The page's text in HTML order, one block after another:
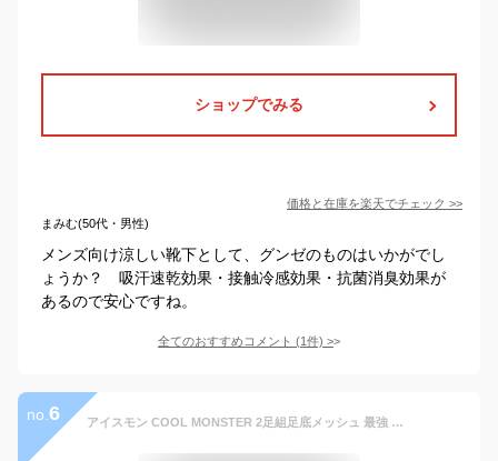
ショップでみる
価格と在庫を楽天でチェック >>
まみむ(50代・男性)
メンズ向け涼しい靴下として、グンゼのものはいかがでし
ょうか？ 吸汗速乾効果・接触冷感効果・抗菌消臭効果が
あるので安心ですね。
全てのおすすめコメント (1件) >
no. 6 アイスモン COOL MONSTER 2足組足底メッシュ 最強 接触冷感 Q-max 0.284 【税込1100円以上ご購入でポスト投函配送無料】ひんやり 冷感靴下 冷感ソックス 無地 ブラック メンズアイテム グラト 紳士ソックス 黒